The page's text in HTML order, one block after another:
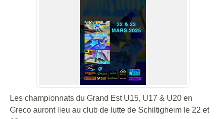
Les championnats du Grand Est U15, U17 & U20 en
Greco auront lieu au club de lutte de Schiltigheim le 22 et